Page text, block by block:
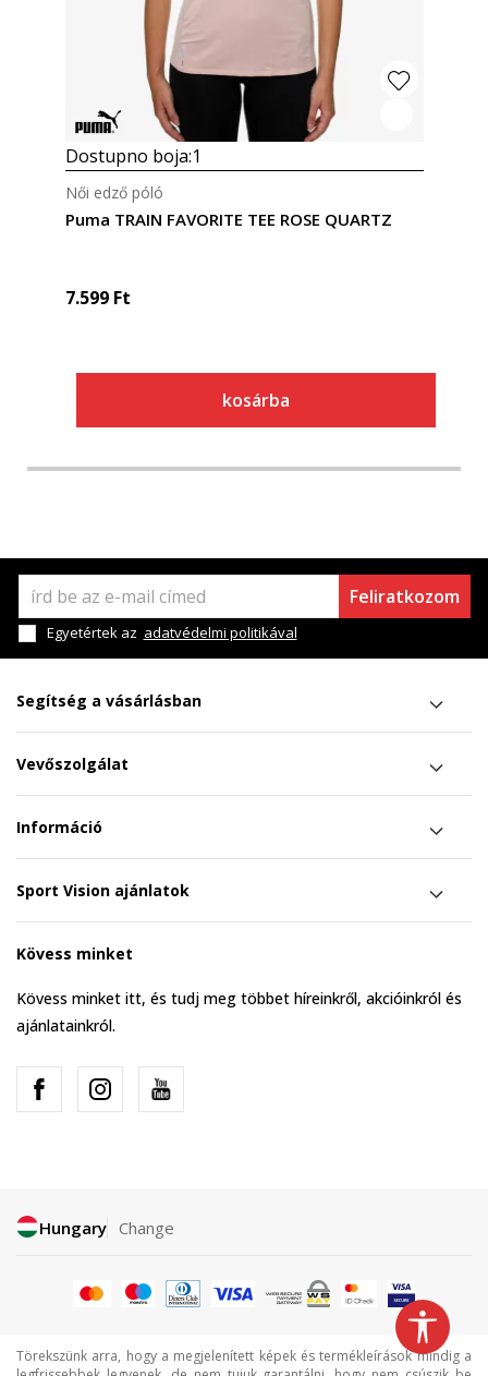
Dostupno boja:1
Puma TRAIN FAVORITE TEE ROSE QUARTZ
Női edző póló
7.599 Ft
kosárba
Feliratkozom
Egyetértek az adatvédelmi politikával
Segítség a vásárlásban
Vevőszolgálat
Információ
Sport Vision ajánlatok
Kövess minket
Kövess minket itt, és tudj meg többet híreinkről, akcióinkról és
ajánlatainkról.
Hungary Change
Törekszünk arra, hogy a megjelenített képek és termékleírások mindig a